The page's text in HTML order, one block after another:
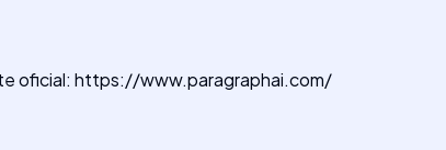
oficial: https://www.paragraphai.com/